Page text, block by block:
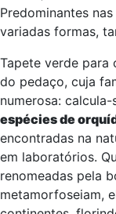
Predominantes
variadas formas,
Tapete verde para
do pedaço, cuja
numerosa:
espécies de
encontradas na
em laboratórios.
renomeadas pela
metamorfoseiam,